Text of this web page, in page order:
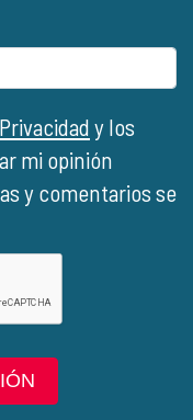
y los
mi opinión
y comentarios se